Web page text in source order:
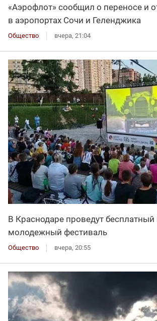
«Аэрофлот» сообщил о переносе и
в аэропортах Сочи и Геленджика
Общество вчера, 21:04
В Краснодаре проведут бесплатный
молодежный фестиваль
Общество вчера, 20:55